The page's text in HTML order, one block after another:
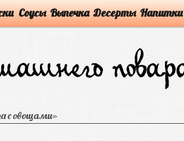
Соусы Выпечка Десерты Напитки
с овощами»